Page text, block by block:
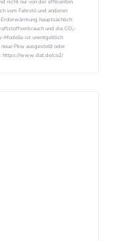
nicht nur von der effizienten
vom Fahrstil und anderen
hauptsächlich
und die CO₂-
Modelle ist unentgeltlich
Pkw ausgestellt oder
https://www.dat.de/co2/